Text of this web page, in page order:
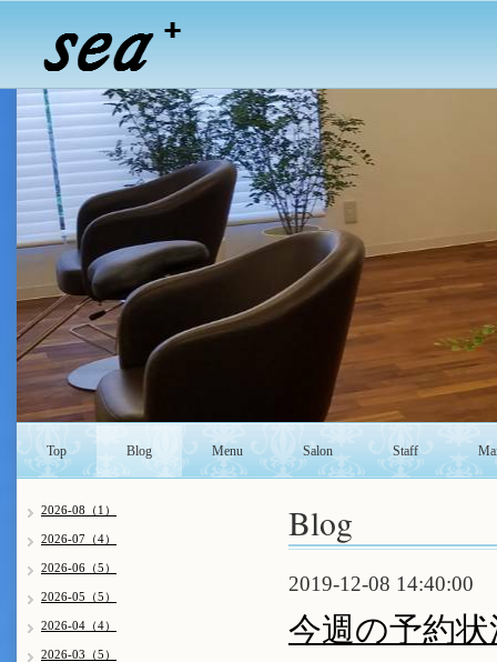
Top Blog Menu Salon Staff
Blog
2019-12-08 14:40:00
今週の予約
2026-08（1）
2026-07（4）
2026-06（5）
2026-05（5）
2026-04（4）
2026-03（5）